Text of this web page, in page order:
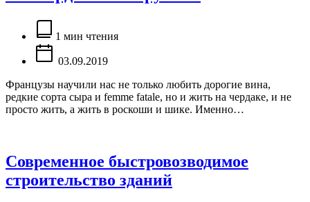
Расчётное
время
чтения
1 мин чтения
03.09.2019
Французы научили нас не только любить дорогие вина,
редкие сорта сыра и femme fatale, но и жить на чердаке, и не
просто жить, а жить в роскоши и шике. Именно…
Современное быстровозводимое
строительство зданий